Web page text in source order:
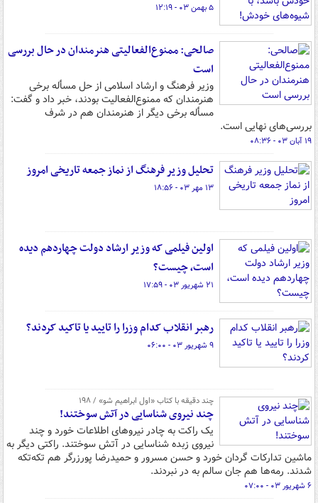
۵ بهمن ۰۳ - ۱۲:۱۹
صالحی: ممنوع‌الفعالیتی هنرمندان در حال بررسی
است
وزیر فرهنگ و ارشاد اسلامی از حل‌ مسأله برخی
هنرمندان که ممنوع‌الفعالیت بودند، خبر داد و گفت:
مسأله برخی دیگر از هنرمندان هم در شرف
بررسی‌های نهایی است.
۱۹ آبان ۰۳ - ۰۸:۳۶
تحلیل وزیر فرهنگ از نماز جمعه تاریخی امروز
۱۳ مهر ۰۳ - ۱۸:۵۶
اولین فیلمی که وزیر ارشاد دولت چهاردهم دیده
است، چیست؟
۲۱ شهریور ۰۳ - ۱۷:۵۹
رهبر انقلاب کدام وزرا را تایید یا تاکید کردند؟
۹ شهریور ۰۳ - ۰۶:۰۰
چند دقیقه با کتاب‌ «اول ابراهیم شو» / ۱۹۸
چند نیروی شناسایی در آتش سوختند!
یک راکت به چادر نیروهای اطلاعات خورد و چند
نیروی زبده شناسایی در آتش سوختند. راکتی دیگر به
ماشین تدارکات گردان خورد و حسن مسرور و حمیدرضا پورزرگر هم تکه‌تکه
شدند. رمه‌ها هم جان سالم به در نبردند.
۶ شهریور ۰۳ - ۰۷:۰۰